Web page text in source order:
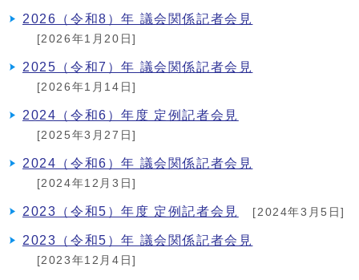
2026（令和8）年 議会関係記者会見
[2026年1月20日]
2025（令和7）年 議会関係記者会見
[2026年1月14日]
2024（令和6）年度 定例記者会見
[2025年3月27日]
2024（令和6）年 議会関係記者会見
[2024年12月3日]
2023（令和5）年度 定例記者会見 [2024年3月5日]
2023（令和5）年 議会関係記者会見
[2023年12月4日]